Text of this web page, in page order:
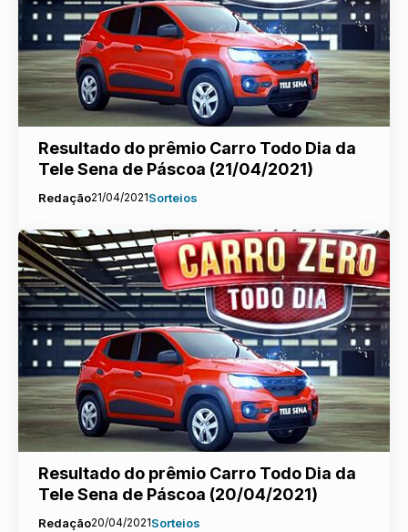
Resultado do prêmio Carro Todo Dia da
Tele Sena de Páscoa (21/04/2021)
Redação21/04/2021Sorteios
Resultado do prêmio Carro Todo Dia da
Tele Sena de Páscoa (20/04/2021)
Redação20/04/2021Sorteios